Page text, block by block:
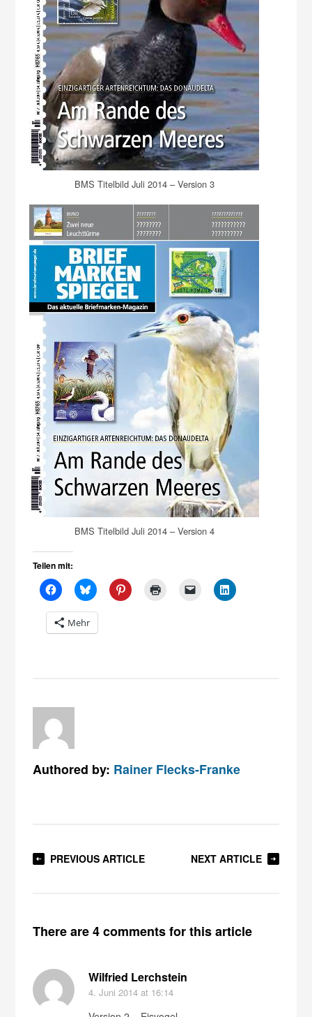
BMS Titelbild Juli 2014 – Version 3
BMS Titelbild Juli 2014 – Version 4
Teilen mit:
Mehr
Authored by: Rainer Flecks-Franke
PREVIOUS ARTICLE NEXT ARTICLE
There are 4 comments for this article
Wilfried Lerchstein
4. Juni 2014 at 16:14